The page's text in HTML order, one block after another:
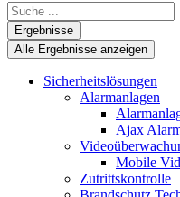
Search
...Ergebnisse
Alle Ergebnisse anzeigen
Sicherheitslösungen
Alarmanlagen
Ajax
Mobile
Zutrittskontrolle